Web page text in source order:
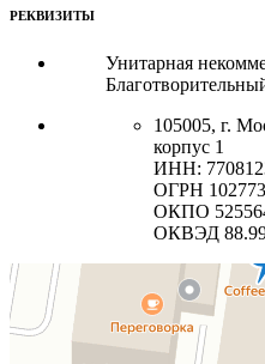
РЕКВИЗИТЫ
Унитарная
105005, г.
корпус 1
ИНН:
ОГРН
ОКПО
ОКВЭД